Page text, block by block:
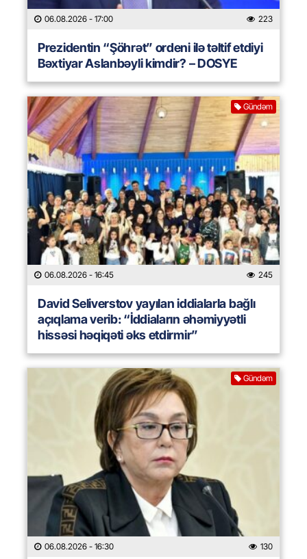
06.08.2026 - 17:00 223
Prezidentin “Şöhrət” ordeni ilə təltif etdiyi
Bəxtiyar Aslanbəyli kimdir? – DOSYE
Gündəm
06.08.2026 - 16:45 245
David Seliverstov yayılan iddialarla bağlı
açıqlama verib: “İddiaların əhəmiyyətli
hissəsi həqiqəti əks etdirmir”
Gündəm
06.08.2026 - 16:30 130